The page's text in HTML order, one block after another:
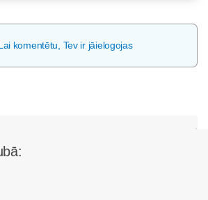
komentētu, Tev ir jāielogojas